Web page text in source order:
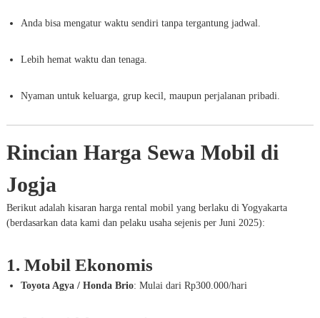
Anda bisa mengatur waktu sendiri tanpa tergantung jadwal.
Lebih hemat waktu dan tenaga.
Nyaman untuk keluarga, grup kecil, maupun perjalanan pribadi.
Rincian Harga Sewa Mobil di
Jogja
Berikut adalah kisaran harga rental mobil yang berlaku di Yogyakarta
(berdasarkan data kami dan pelaku usaha sejenis per Juni 2025):
1. Mobil Ekonomis
Toyota Agya / Honda Brio: Mulai dari Rp300.000/hari